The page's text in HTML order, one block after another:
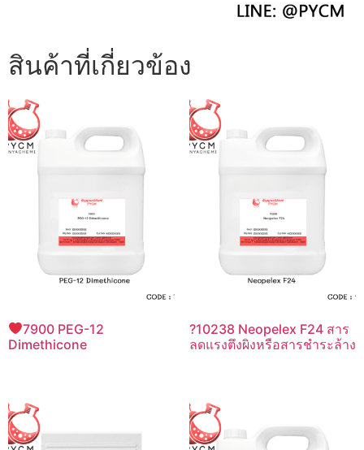
สินค้าที่เกี่ยวข้อง
7900 PEG-12
Dimethicone
?10238 Neopelex F24 สาร
ลดแรงตึงผิงหรือสารชำระล้าง